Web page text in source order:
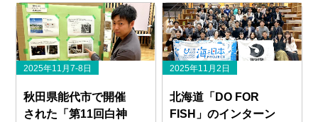
2025年11月7-8日
秋田県能代市で開催
された「第11回白神
2025年11月2日
北海道「DO FOR
FISH」のインターン